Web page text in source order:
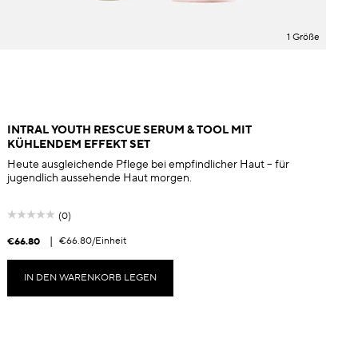
1 Größe
INTRAL YOUTH RESCUE SERUM & TOOL MIT
KÜHLENDEM EFFEKT SET
Heute ausgleichende Pflege bei empfindlicher Haut – für
jugendlich aussehende Haut morgen.
(0)
€66.80 | €66.80/Einheit
IN DEN WARENKORB LEGEN